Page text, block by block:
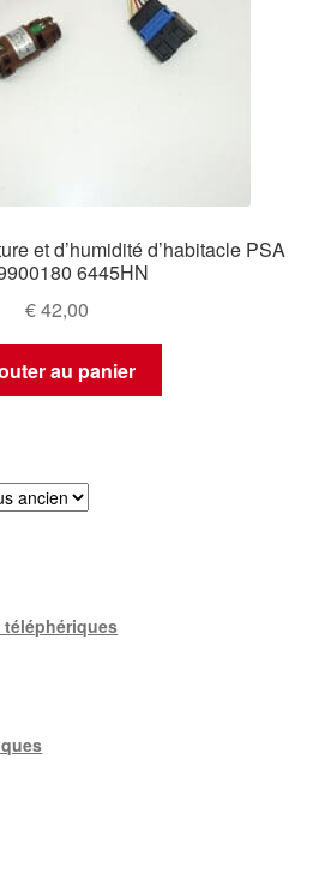
et d’humidité d’habitacle PSA
6445HN
€42,00
au panier
téléphériques